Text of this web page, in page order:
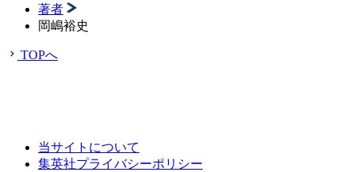
著者
岡嶋裕史
TOPへ
当サイトについて
集英社プライバシーポリシー